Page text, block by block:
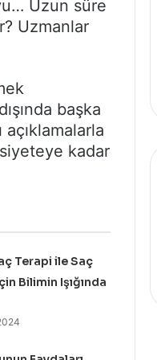
Uzun süre
Uzmanlar
başka
kadar
Terapi ile Saç
Bilimin Işığında